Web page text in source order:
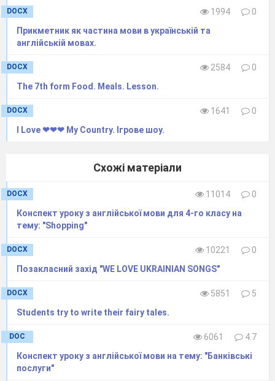
DOCX 1994
0
Прикметник як частина мови в українській та
англійській мовах.
DOCX 2584
0
The 7th form Food. Meals. Lesson.
DOCX 1641
0
I Love ❤❤❤ My Country. Ігрове шоу.
Схожі матеріали
DOCX 11014
0
Конспект уроку з англійської мови для 4-го класу на
тему: "Shopping"
DOCX 10221
0
Позакласний захід "WE LOVE UKRAINIAN SONGS"
DOCX 5851
5
Students try to write their fairy tales.
DOC 6061
4.7
Конспект уроку з англійської мови на тему: "Банківські
послуги"